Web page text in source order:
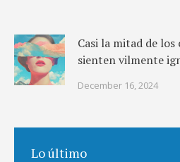
Casi la mitad de los
sienten vilmente
December 16, 2024
Lo último